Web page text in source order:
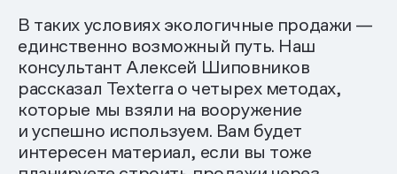
В таких условиях экологичные продажи —
единственно возможный путь. Наш
консультант Алексей Шиповников
рассказал Texterra о четырех методах,
которые мы взяли на вооружение
и успешно используем. Вам будет
интересен материал, если вы тоже